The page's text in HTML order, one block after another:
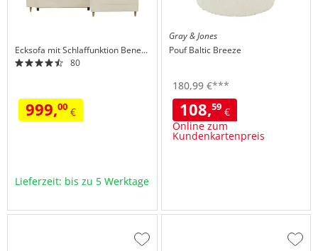
Ecksofa mit Schlaffunktion Benedita
80
999,00 €
Lieferzeit: bis zu 5 Werktage
Gray & Jones
PoufBaltic Breeze
180,99€***
108,59€
Online zum
Kundenkartenpreis
Zur
Zur